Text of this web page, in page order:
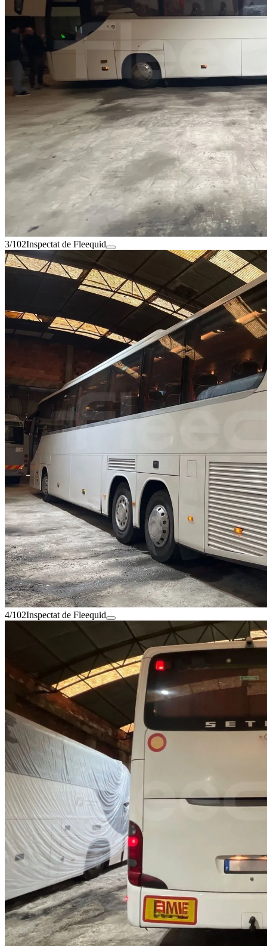
3/102Inspectat de Fleequid
4/102Inspectat de Fleequid